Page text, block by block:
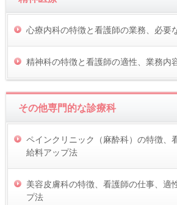
心療内科の特徴と看護師の業務、必要
精神科の特徴と看護師の適性、業務内
その他専門的な診療科
ペインクリニック（麻酔科）の特徴、
給料アップ法
美容皮膚科の特徴、看護師の仕事、適
プ法